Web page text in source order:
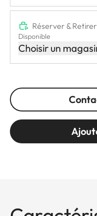
Réserver & Retirer
Disponible
Choisir un